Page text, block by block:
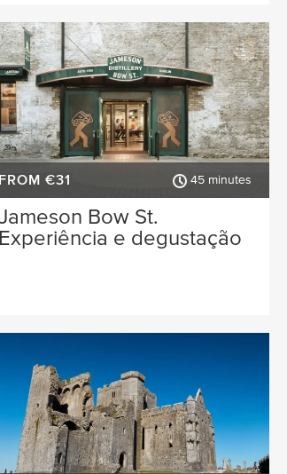
FROM €31 45 minutes
Bow St.
Experiência e degustação